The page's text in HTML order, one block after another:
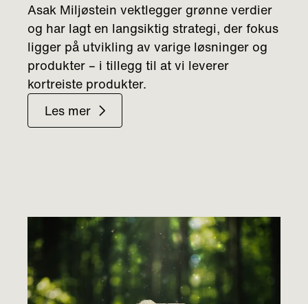
Asak Miljøstein vektlegger grønne verdier
og har lagt en langsiktig strategi, der fokus
ligger på utvikling av varige løsninger og
produkter – i tillegg til at vi leverer
kortreiste produkter.
Les mer